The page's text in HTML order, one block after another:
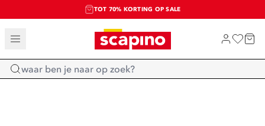
TOT 70% KORTING OP SALE
SALE: LAATSTE KANS!
SHOP NIEUW
Home